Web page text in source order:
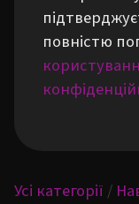
повністю
Усі категорії /